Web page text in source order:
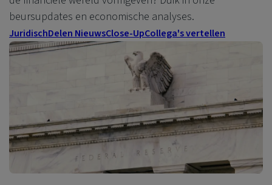
beursupdates en economische analyses.
JuridischDelen NieuwsClose-UpCollega's vertellen